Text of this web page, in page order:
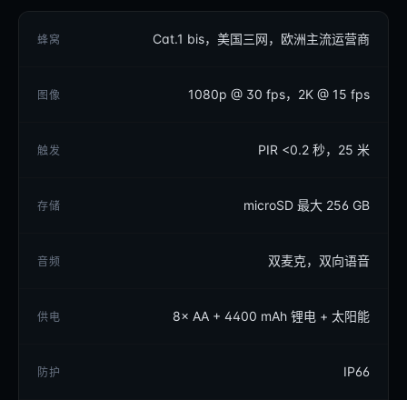
蜂窝 Cat.1 bis，美国三网，欧洲主流运营商
图像 1080p @ 30 fps，2K @ 15 fps
触发 PIR <0.2 秒，25 米
存储 microSD 最大 256 GB
音频 双麦克，双向语音
供电 8× AA + 4400 mAh 锂电 + 太阳能
防护 IP66